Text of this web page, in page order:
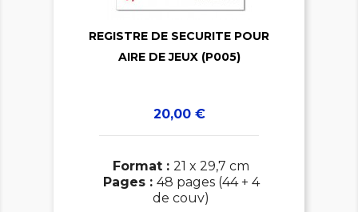

REGISTRE DE SECURITE POUR
AIRE DE JEUX (P005)
Prix
20,00 €
Format : 21 x 29,7 cm
Pages : 48 pages (44 + 4
de couv)